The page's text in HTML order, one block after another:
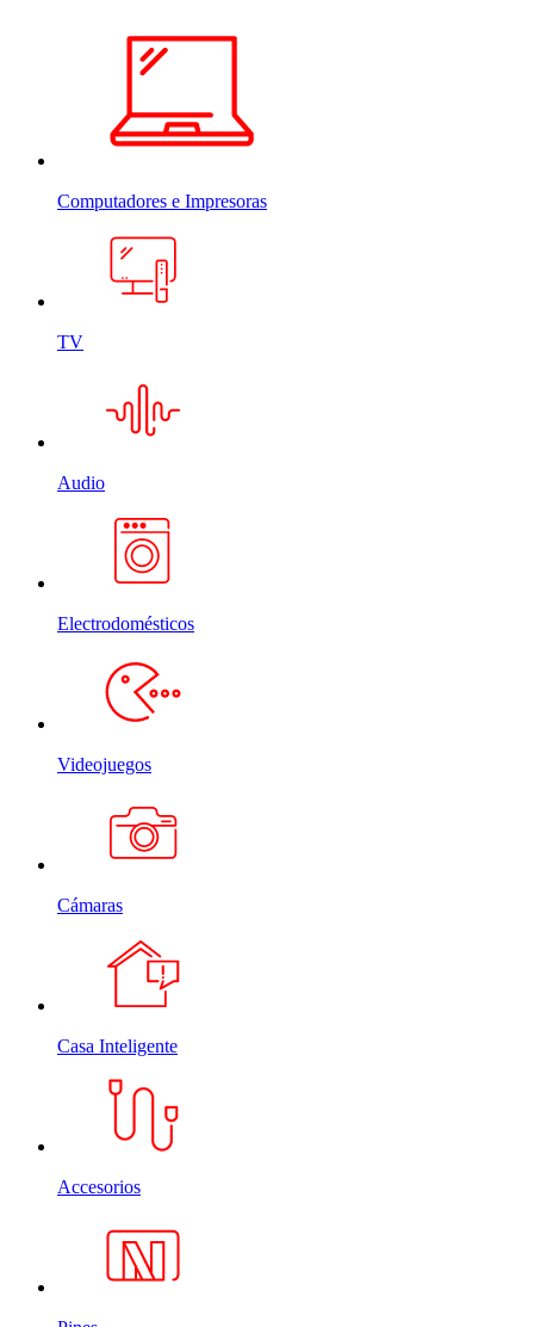
Computadores e Impresoras
TV
Audio
Electrodomésticos
Videojuegos
Cámaras
Casa Inteligente
Accesorios